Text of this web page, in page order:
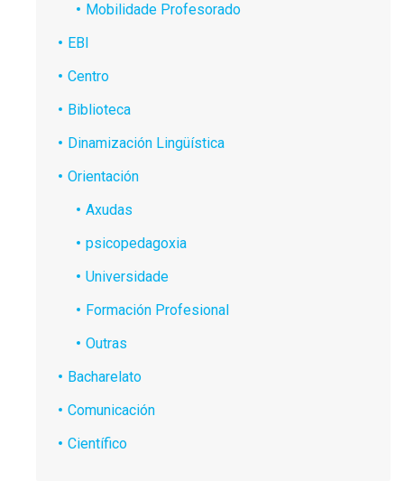
Mobilidade Profesorado
EBI
Centro
Biblioteca
Dinamización Lingüística
Orientación
Axudas
psicopedagoxia
Universidade
Formación Profesional
Outras
Bacharelato
Comunicación
Científico